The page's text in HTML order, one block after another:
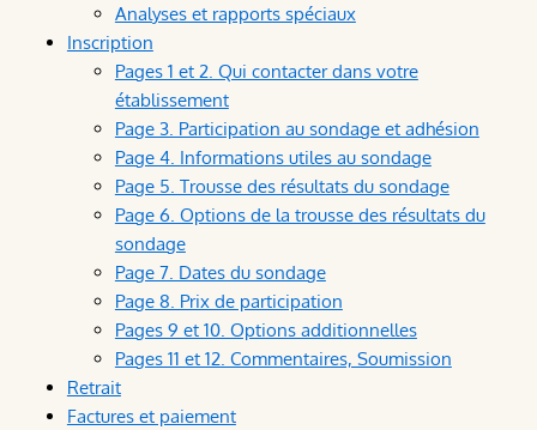
Analyses et rapports spéciaux
Inscription
Pages 1 et 2. Qui contacter dans votre
établissement
Page 3. Participation au sondage et adhésion
Page 4. Informations utiles au sondage
Page 5. Trousse des résultats du sondage
Page 6. Options de la trousse des résultats du
sondage
Page 7. Dates du sondage
Page 8. Prix de participation
Pages 9 et 10. Options additionnelles
Pages 11 et 12. Commentaires, Soumission
Retrait
Factures et paiement